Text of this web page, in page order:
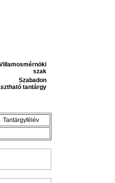
szak
Szabadon
tantárgy
Tantárgyfélév